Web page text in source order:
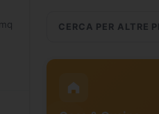
CERCA PER ALTRE